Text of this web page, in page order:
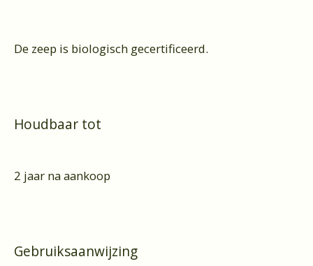
De zeep is biologisch gecertificeerd.
Houdbaar tot
2 jaar na aankoop
Gebruiksaanwijzing